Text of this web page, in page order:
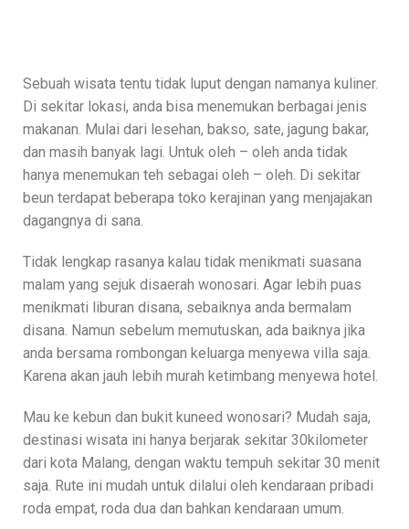
Sebuah wisata tentu tidak luput dengan namanya kuliner.
Di sekitar lokasi, anda bisa menemukan berbagai jenis
makanan. Mulai dari lesehan, bakso, sate, jagung bakar,
dan masih banyak lagi. Untuk oleh – oleh anda tidak
hanya menemukan teh sebagai oleh – oleh. Di sekitar
beun terdapat beberapa toko kerajinan yang menjajakan
dagangnya di sana.
Tidak lengkap rasanya kalau tidak menikmati suasana
malam yang sejuk disaerah wonosari. Agar lebih puas
menikmati liburan disana, sebaiknya anda bermalam
disana. Namun sebelum memutuskan, ada baiknya jika
anda bersama rombongan keluarga menyewa villa saja.
Karena akan jauh lebih murah ketimbang menyewa hotel.
Mau ke kebun dan bukit kuneed wonosari? Mudah saja,
destinasi wisata ini hanya berjarak sekitar 30kilometer
dari kota Malang, dengan waktu tempuh sekitar 30 menit
saja. Rute ini mudah untuk dilalui oleh kendaraan pribadi
roda empat, roda dua dan bahkan kendaraan umum.